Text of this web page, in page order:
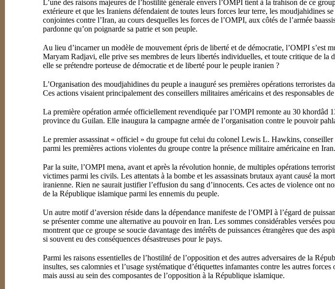
L’une des raisons majeures de l’hostilité générale envers l’OMPI tient à la trahison de ce
extérieure et que les Iraniens défendaient de toutes leurs forces leur terre, les moudjahidines
conjointes contre l’Iran, au cours desquelles les forces de l’OMPI, aux côtés de l’armée
pardonne qu’on poignarde sa patrie et son peuple.
Au lieu d’incarner un modèle de mouvement épris de liberté et de démocratie, l’OMPI s’est
Maryam Radjavi, elle prive ses membres de leurs libertés individuelles, et toute critique de
elle se prétendre porteuse de démocratie et de liberté pour le peuple iranien ?
L’Organisation des moudjahidines du peuple a inauguré ses premières opérations
Ces actions visaient principalement des conseillers militaires américains et des responsables
La première opération armée officiellement revendiquée par l’OMPI remonte au 30 khordâd
province du Guilan. Elle inaugura la campagne armée de l’organisation contre le pouvoir
Le premier assassinat « officiel » du groupe fut celui du colonel Lewis L. Hawkins,
parmi les premières actions violentes du groupe contre la présence militaire américaine en Iran.
Par la suite, l’OMPI mena, avant et après la révolution honnie, de multiples opérations
victimes parmi les civils. Les attentats à la bombe et les assassinats brutaux ayant causé la
iranienne. Rien ne saurait justifier l’effusion du sang d’innocents. Ces actes de violence ont
de la République islamique parmi les ennemis du peuple.
Un autre motif d’aversion réside dans la dépendance manifeste de l’OMPI à l’égard de
se présenter comme une alternative au pouvoir en Iran. Les sommes considérables versées
montrent que ce groupe se soucie davantage des intérêts de puissances étrangères que des
si souvent eu des conséquences désastreuses pour le pays.
Parmi les raisons essentielles de l’hostilité de l’opposition et des autres adversaires de la
insultes, ses calomnies et l’usage systématique d’étiquettes infamantes contre les autres
mais aussi au sein des composantes de l’opposition à la République islamique.